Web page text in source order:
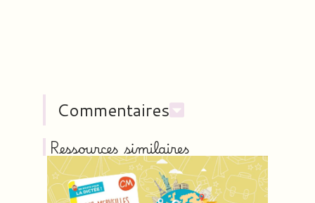
Commentaires
Ressources similaires